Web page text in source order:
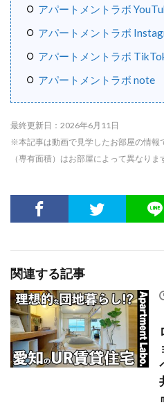
アパートメントラボ
アパートメントラボ
アパートメントラボ
アパートメントラボ note
最終更新日：2026年6月11日
※本記事は動画で見学したお部屋の情報
（専有面積）はお部屋によって異なりま
関連する記事